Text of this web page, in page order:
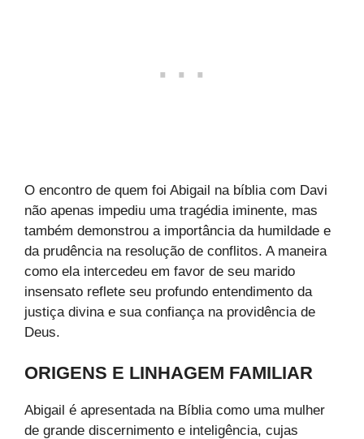
O encontro de quem foi Abigail na bíblia com Davi
não apenas impediu uma tragédia iminente, mas
também demonstrou a importância da humildade e
da prudência na resolução de conflitos. A maneira
como ela intercedeu em favor de seu marido
insensato reflete seu profundo entendimento da
justiça divina e sua confiança na providência de
Deus.
ORIGENS E LINHAGEM FAMILIAR
Abigail é apresentada na Bíblia como uma mulher
de grande discernimento e inteligência, cujas